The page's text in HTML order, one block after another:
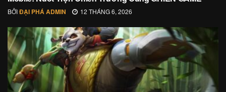
BỞIĐẠI PHÁ ADMIN 12 THÁNG 6, 2026